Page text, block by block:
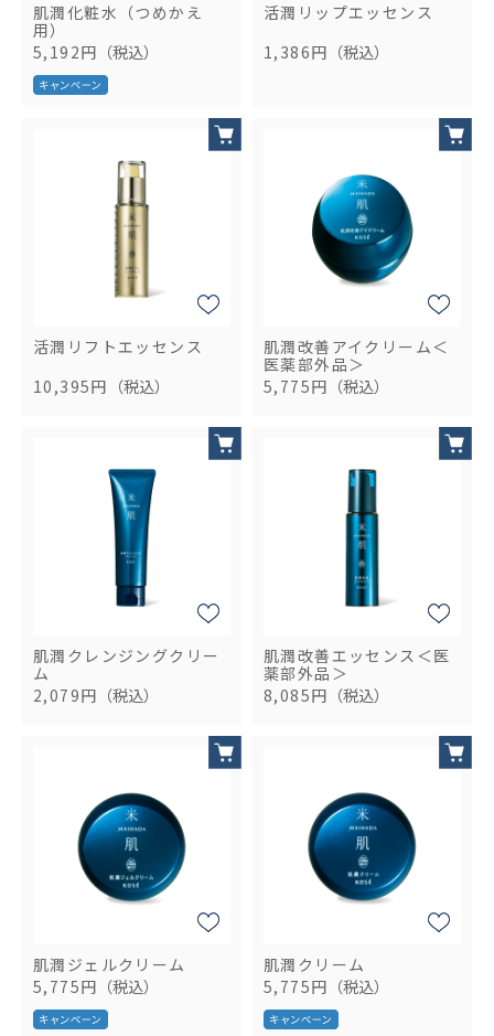
肌潤化粧水（つめかえ
用）
5,192円 （税込）
活潤リップエッセンス
1,386円 （税込）
活潤リフトエッセンス
10,395円 （税込）
肌潤改善アイクリーム＜
医薬部外品＞
5,775円 （税込）
肌潤クレンジングクリー
ム
2,079円 （税込）
肌潤改善エッセンス＜医
薬部外品＞
8,085円 （税込）
肌潤ジェルクリーム
5,775円 （税込）
肌潤クリーム
5,775円 （税込）